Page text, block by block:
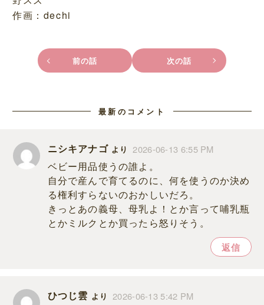
作画：dechi
前の話 次の話
最新のコメント
ニシキアナゴ より 2026-06-13 6:55 PM
ベビー用品使うの誰よ。
自分で産んで育てるのに、何を使うのか決め
る権利すらないのおかしいだろ。
きっとあの義母、母乳よ！とか言って哺乳瓶
とかミルクとか買ったら怒りそう。
返信
ひつじ雲 より 2026-06-13 5:42 PM